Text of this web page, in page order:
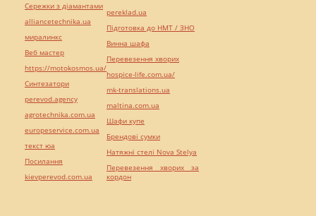
Сережки з діамантами
alliancetechnika.ua
миралинкс
Веб мастер
https://motokosmos.ua/
Синтезатори
perevod.agency
agrotechnika.com.ua
europeservice.com.ua
текст юа
Посилання
kievperevod.com.ua
pereklad.ua
Підготовка до НМТ / ЗНО
Винна шафа
Перевезення хворих
hospice-life.com.ua/
mk-translations.ua
maltina.com.ua
Шафи купе
Брендові сумки
Натяжні стелі Nova Stelya
Перевезення хворих за
кордон